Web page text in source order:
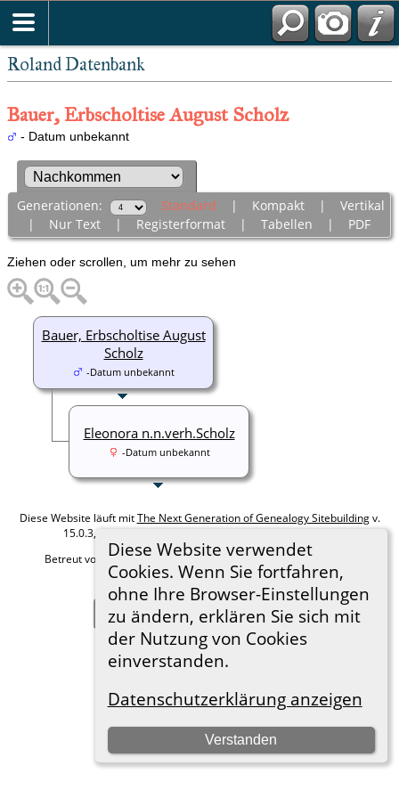
Roland Datenbank
Diese Website verwendet
Cookies. Wenn Sie fortfahren,
ohne Ihre Browser-Einstellungen
zu ändern, erklären Sie sich mit
der Nutzung von Cookies
einverstanden.
Datenschutzerklärung anzeigen
Verstanden
Bauer, Erbscholtise August Scholz
- Datum unbekannt
Generationen: Standard | Kompakt| Vertikal
| Nur Text| Registerformat| Tabellen | PDF
Ziehen oder scrollen, um mehr zu sehen
Bauer, Erbscholtise August
Scholz
-Datum unbekannt
Eleonora n.n.verh.Scholz
-Datum unbekannt
Diese Website läuft mitThe Next Generation of Genealogy Sitebuildingv.
15.0.3, programmiert von Darrin Lythgoe © 2001-2026.
Betreut von
Roland zu Dortmund e.V. . |Datenschutzerklärung
Hier geht es zum Impressum
Zur Desktop-Webseite wechseln